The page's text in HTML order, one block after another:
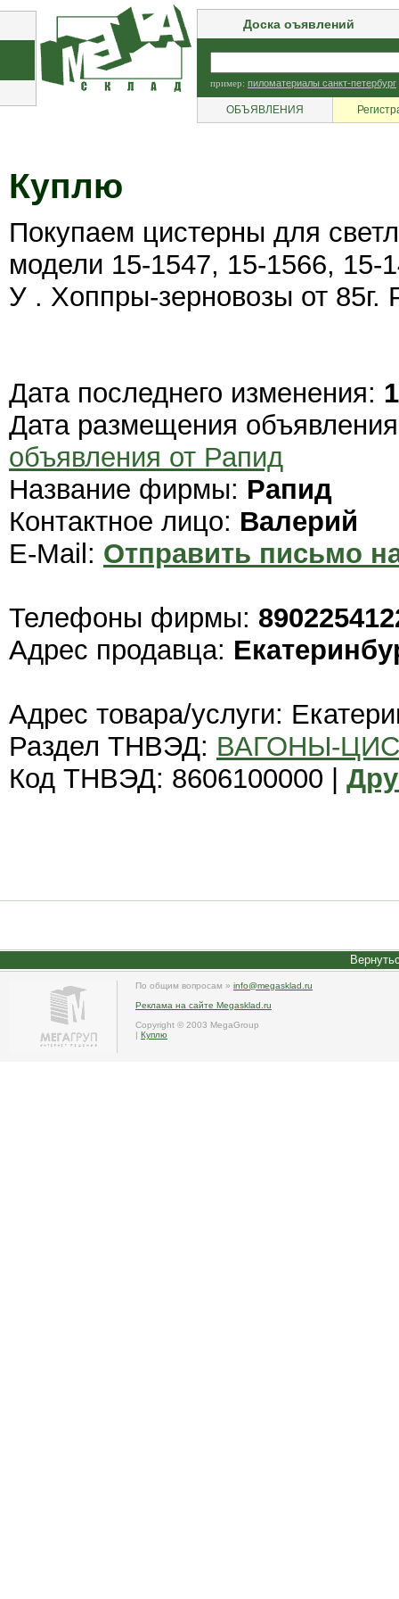
Доска оъявлений
пример: пиломатериалы санкт-петербург
ОБЪЯВЛЕНИЯ
Куплю
Покупаем цистерны для
модели 15-1547, 15-1566, 15-
У . Хоппры-зерновозы от
Дата последнего изменения:
Дата размещения
объявления от Рапид
Название фирмы: Рапид
Контактное лицо: Валерий
E-Mail: Отправить письмо
Телефоны фирмы:
Адрес продавца:
Адрес товара/услуги:
Раздел ТНВЭД: ВАГОНЫ-
Код ТНВЭД: 8606100000 |
По общим вопросам » info@megasklad.ru
Реклама на сайте Megasklad.ru
Copyright © 2003 MegaGroup
| Куплю